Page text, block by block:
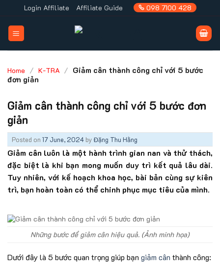
to
content
Login Affiliate Affiliate Guide 098 7100 428
Home / K-TRA / Giảm cân thành công chỉ với 5 bước
đơn giản
Giảm cân thành công chỉ với 5 bước đơn
giản
Posted on 17 June, 2024 byĐặng Thu Hằng
Giảm cân luôn là một hành trình gian nan và thử thách,
đặc biệt là khi bạn mong muốn duy trì kết quả lâu dài.
Tuy nhiên, với kế hoạch khoa học, bài bản cùng sự kiên
trì, bạn hoàn toàn có thể chinh phục mục tiêu của mình.
Những bước để giảm cân hiệu quả. (Ảnh minh họa)
Dưới đây là 5 bước quan trọng giúp bạn giảm cân thành công: